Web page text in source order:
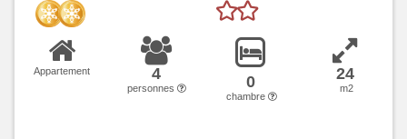
Appartement 4
personnes 0
chambre
24
m2